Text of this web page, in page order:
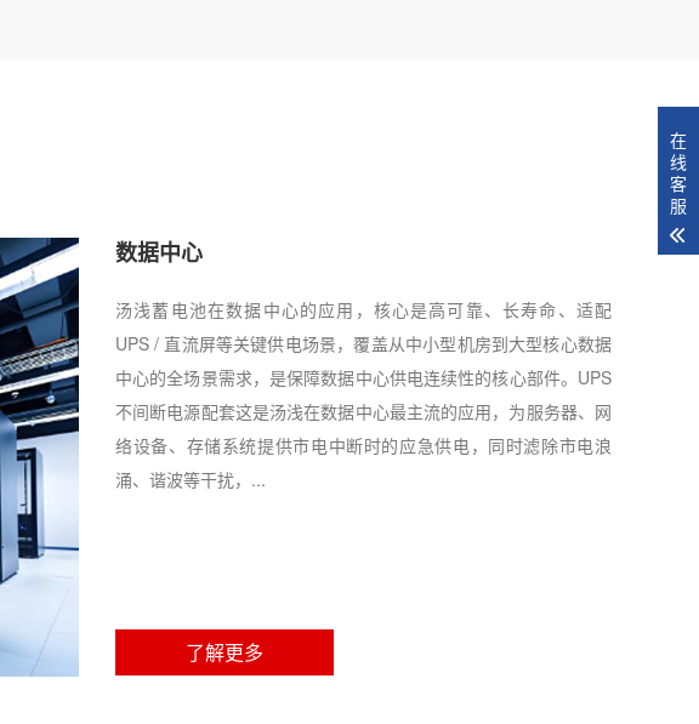
数据中心
汤浅蓄电池在数据中心的应用，核心是高可靠、长寿命、适配
UPS / 直流屏等关键供电场景，覆盖从中小型机房到大型核心数据
中心的全场景需求，是保障数据中心供电连续性的核心部件。UPS
不间断电源配套这是汤浅在数据中心最主流的应用，为服务器、网
络设备、存储系统提供市电中断时的应急供电，同时滤除市电浪
涌、谐波等干扰，...
了解更多
在
线
客
服